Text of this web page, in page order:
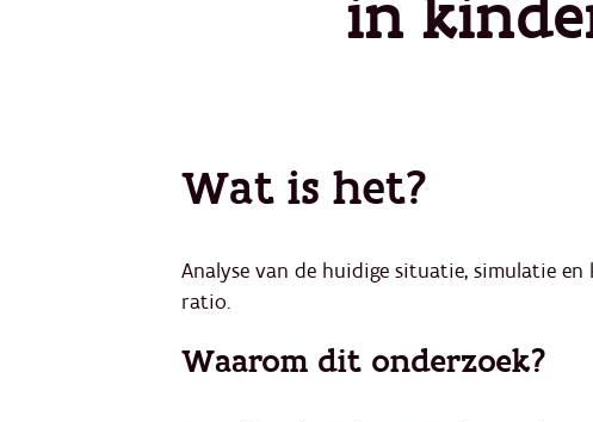
in
Wat is het?
Analyse van de huidige situatie, simulatie en
ratio.
Waarom dit onderzoek?